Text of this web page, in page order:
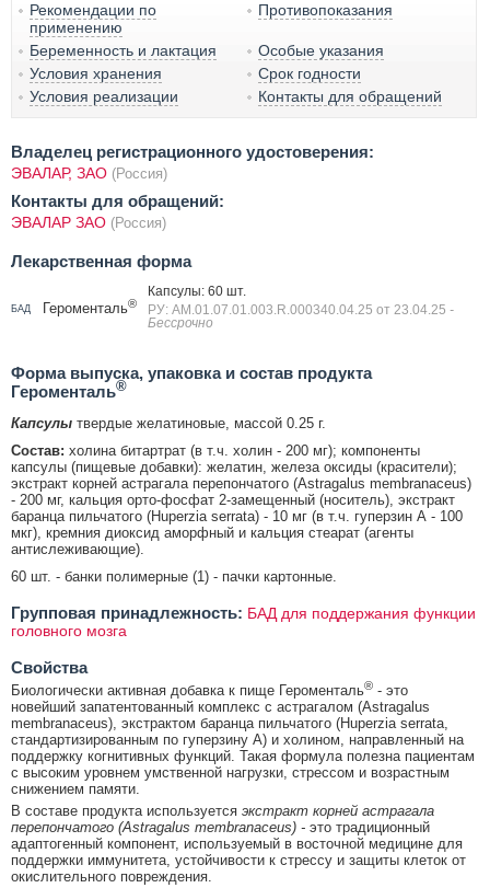
Рекомендации по
применению
Противопоказания
Беременность и лактация
Особые указания
Условия хранения
Срок годности
Условия реализации
Контакты для обращений
Владелец регистрационного удостоверения:
ЭВАЛАР, ЗАО (Россия)
Контакты для обращений:
ЭВАЛАР ЗАО (Россия)
Лекарственная форма
БАД Героменталь®
Капсулы: 60 шт.
РУ: AM.01.07.01.003.R.000340.04.25 от 23.04.25 -
Бессрочно
Форма выпуска, упаковка и состав продукта
Героменталь®
Капсулы твердые желатиновые, массой 0.25 г.
Состав: холина битартрат (в т.ч. холин - 200 мг); компоненты
капсулы (пищевые добавки): желатин, железа оксиды (красители);
экстракт корней астрагала перепончатого (Astragalus membranaceus)
- 200 мг, кальция орто-фосфат 2-замещенный (носитель), экстракт
баранца пильчатого (Huperzia serrata) - 10 мг (в т.ч. гуперзин А - 100
мкг), кремния диоксид аморфный и кальция стеарат (агенты
антислеживающие).
60 шт. - банки полимерные (1) - пачки картонные.
Групповая принадлежность: БАД для поддержания функции
головного мозга
Свойства
Биологически активная добавка к пище Героменталь® - это
новейший запатентованный комплекс с астрагалом (Astragalus
membranaceus), экстрактом баранца пильчатого (Huperzia serrata,
стандартизированным по гуперзину А) и холином, направленный на
поддержку когнитивных функций. Такая формула полезна пациентам
с высоким уровнем умственной нагрузки, стрессом и возрастным
снижением памяти.
В составе продукта используется экстракт корней астрагала
перепончатого (Astragalus membranaceus) - это традиционный
адаптогенный компонент, используемый в восточной медицине для
поддержки иммунитета, устойчивости к стрессу и защиты клеток от
окислительного повреждения.